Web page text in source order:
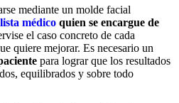
mediante un molde facial
médico quien se encargue de
el caso concreto de cada
quiere mejorar. Es necesario un
para lograr que los resultados
equilibrados y sobre todo